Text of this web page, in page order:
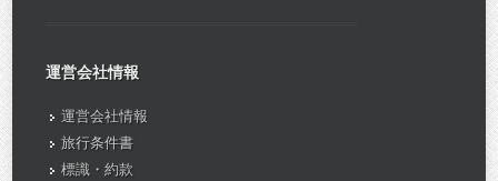
運営会社情報
運営会社情報
旅行条件書
標識・約款